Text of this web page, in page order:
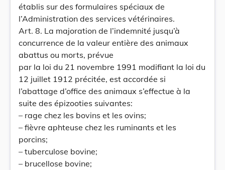
établis sur des formulaires spéciaux de
l’Administration des services vétérinaires.
Art. 8. La majoration de l’indemnité jusqu’à
concurrence de la valeur entière des animaux
abattus ou morts, prévue
par la loi du 21 novembre 1991 modifiant la loi du
12 juillet 1912 précitée, est accordée si
l’abattage d’office des animaux s’effectue à la
suite des épizooties suivantes:
– rage chez les bovins et les ovins;
– fièvre aphteuse chez les ruminants et les
porcins;
– tuberculose bovine;
– brucellose bovine;